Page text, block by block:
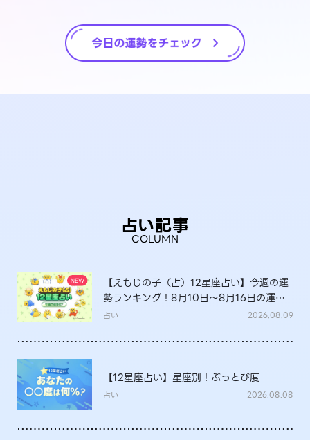
占い記事
COLUMN
【えもじの子（占）12星座占い】今週の運
勢ランキング！8月10日～8月16日の運勢
は？
占い 2026.08.09
【12星座占い】星座別！ぶっとび度
占い 2026.08.08